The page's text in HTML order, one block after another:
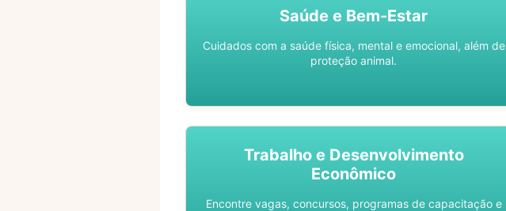
Saúde e Bem-Estar
Cuidados com a saúde física, mental e emocional, além de
proteção animal.
Trabalho e Desenvolvimento
Econômico
Encontre vagas, concursos, programas de capacitação e